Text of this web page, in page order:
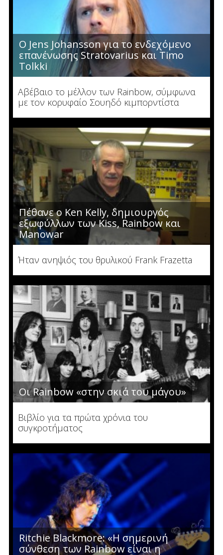
Ο Jens Johansson για το ενδεχόμενο
επανένωσης Stratovarius και Timo
Tolkki
Αβέβαιο το μέλλον των Rainbow, σύμφωνα
με τον κορυφαίο Σουηδό κιμπορντίστα
Πέθανε ο Ken Kelly, δημιουργός
εξωφύλλων των Kiss, Rainbow και
Manowar
Ήταν ανηψιός του θρυλικού Frank Frazetta
Οι Rainbow «στην σκιά του μάγου»
Βιβλίο για τα πρώτα χρόνια του
συγκροτήματος
Ritchie Blackmore: «Η σημερινή
σύνθεση των Rainbow είναι η